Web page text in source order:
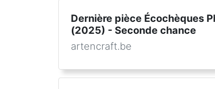
Dernière pièce Écochèques
(2025) - Seconde chance
artencraft.be